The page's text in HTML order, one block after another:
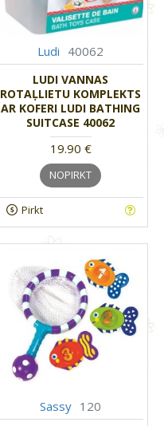
Ludi 40062
LUDI VANNAS
ROTAĻLIETU KOMPLEKTS
AR KOFERI LUDI BATHING
SUITCASE 40062
19.90 €
NOPIRKT
Pirkt
Sassy 120